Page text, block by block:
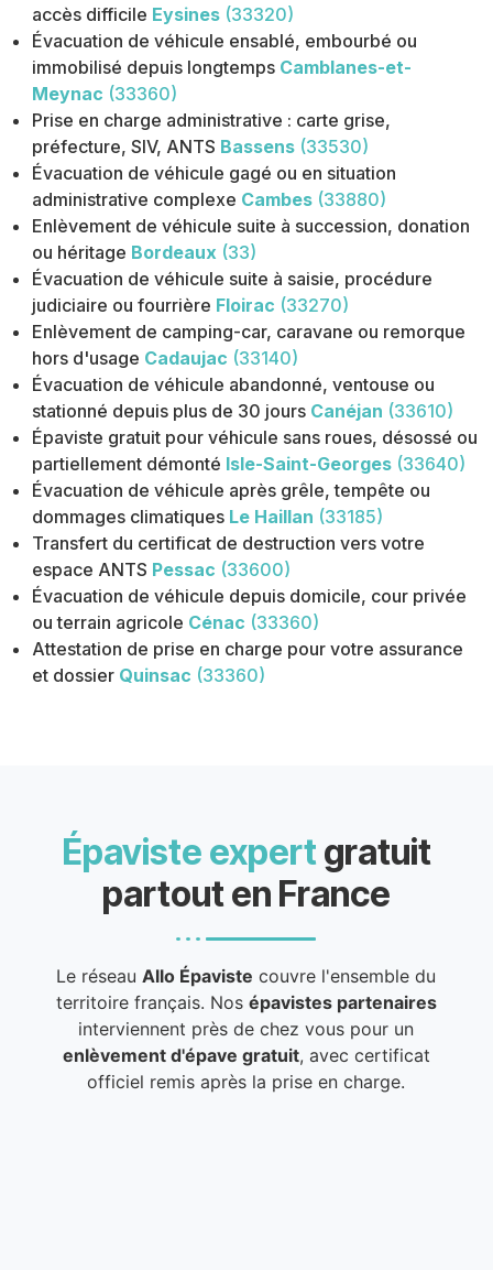
accès difficile Eysines (33320)
Évacuation de véhicule ensablé, embourbé ou
immobilisé depuis longtemps Camblanes-et-
Meynac (33360)
Prise en charge administrative : carte grise,
préfecture, SIV, ANTS Bassens (33530)
Évacuation de véhicule gagé ou en situation
administrative complexe Cambes (33880)
Enlèvement de véhicule suite à succession, donation
ou héritage Bordeaux (33)
Évacuation de véhicule suite à saisie, procédure
judiciaire ou fourrière Floirac (33270)
Enlèvement de camping-car, caravane ou remorque
hors d'usage Cadaujac (33140)
Évacuation de véhicule abandonné, ventouse ou
stationné depuis plus de 30 jours Canéjan (33610)
Épaviste gratuit pour véhicule sans roues, désossé ou
partiellement démonté Isle-Saint-Georges (33640)
Évacuation de véhicule après grêle, tempête ou
dommages climatiques Le Haillan (33185)
Transfert du certificat de destruction vers votre
espace ANTS Pessac (33600)
Évacuation de véhicule depuis domicile, cour privée
ou terrain agricole Cénac (33360)
Attestation de prise en charge pour votre assurance
et dossier Quinsac (33360)
Épaviste expert gratuit
partout en France
Le réseauAllo Épaviste couvre l'ensemble du
territoire français. Nos épavistes partenaires
interviennent près de chez vous pour un
enlèvement d'épave gratuit, avec certificat
officiel remis après la prise en charge.